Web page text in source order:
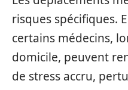
risques spécifiques.
certains médecins,
domicile, peuvent
de stress accru,